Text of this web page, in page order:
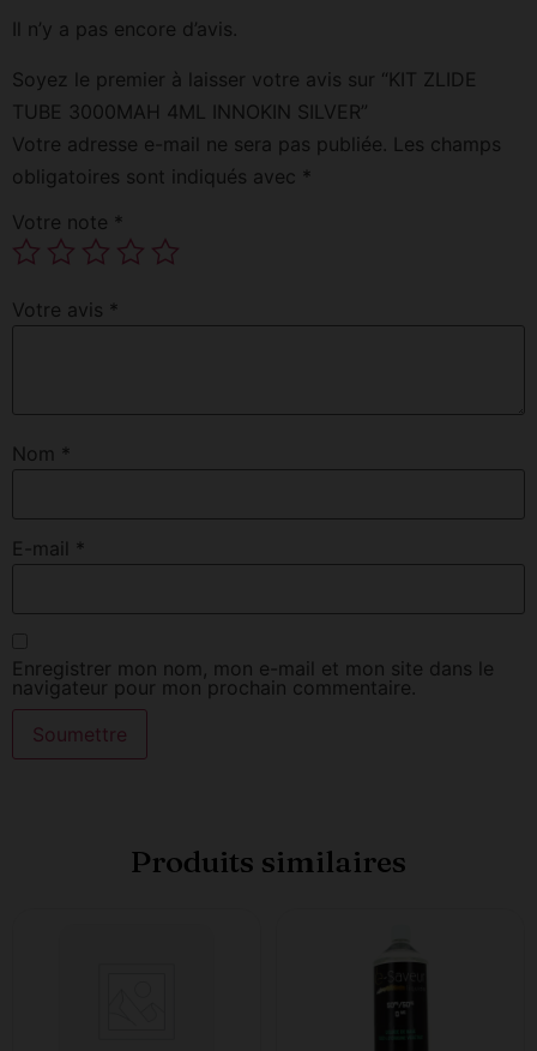
Il n’y a pas encore d’avis.
Soyez le premier à laisser votre avis sur “KIT ZLIDE
TUBE 3000MAH 4ML INNOKIN SILVER”
Votre adresse e-mail ne sera pas publiée. Les champs
obligatoires sont indiqués avec *
Votre note *
Votre avis *
Nom *
E-mail *
Enregistrer mon nom, mon e-mail et mon site dans le
navigateur pour mon prochain commentaire.
Produits similaires